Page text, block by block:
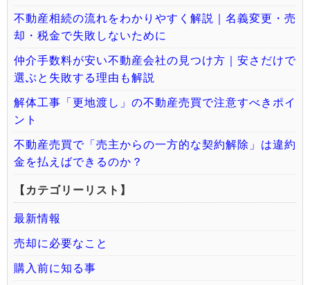
不動産相続の流れをわかりやすく解説｜名義変更・売
却・税金で失敗しないために
仲介手数料が安い不動産会社の見つけ方｜安さだけで
選ぶと失敗する理由も解説
解体工事「更地渡し」の不動産売買で注意すべきポイ
ント
不動産売買で「売主からの一方的な契約解除」は違約
金を払えばできるのか？
【カテゴリーリスト】
最新情報
売却に必要なこと
購入前に知る事